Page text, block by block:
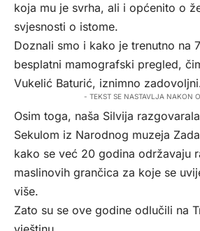
koja mu je svrha, ali i općenito o
svjesnosti o istome.
Doznali smo i kako je trenutno na
besplatni mamografski pregled,
Vukelić Baturić, iznimno
- TEKST SE NASTAVLJA NAKON
Osim toga, naša Silvija
Sekulom iz Narodnog muzeja
kako se već 20 godina održavaju
maslinovih grančica za koje se
više.
Zato su se ove godine odlučili na